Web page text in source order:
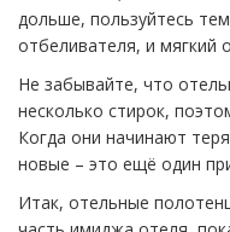
дольше, пользуйтесь
отбеливателя, и мягкий
Не забывайте, что
несколько стирок,
Когда они начинают
новые – это ещё один
Итак, отельные